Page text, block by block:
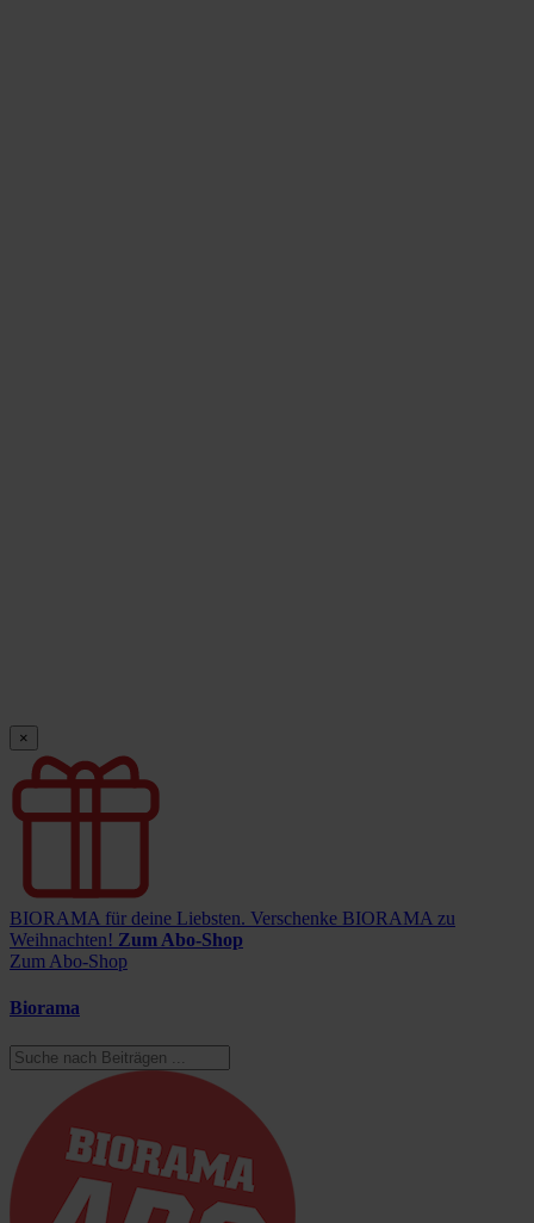
×
BIORAMA für deine Liebsten. Verschenke BIORAMA zu
Weihnachten! Zum Abo-Shop
Zum Abo-Shop
Biorama